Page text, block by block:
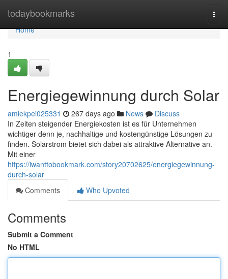
todaybookmarks
Home
Home
1
Energiegewinnung durch Solar
amiekpei025331 267 days ago News
Discuss
In Zeiten steigender Energiekosten ist es für Unternehmen
wichtiger denn je, nachhaltige und kostengünstige Lösungen zu
finden. Solarstrom bietet sich dabei als attraktive Alternative an.
Mit einer
https://iwanttobookmark.com/story20702625/energiegewinnung-
durch-solar
Comments
Who Upvoted
Comments
Submit a Comment
No HTML